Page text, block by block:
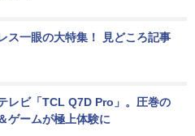
ス一眼の大特集！ 見どころ記事
レビ「TCL Q7D Pro」。圧巻の
ゲームが極上体験に